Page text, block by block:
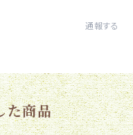
通報する
た商品